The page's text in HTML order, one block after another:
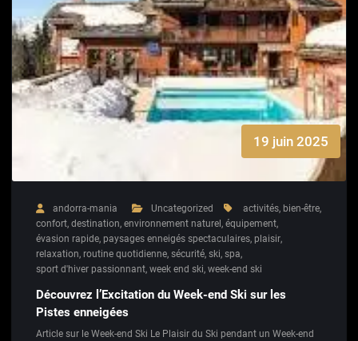
19 juin 2025
andorra-mania Uncategorized activités, bien-être,
confort, destination, environnement naturel , équipement,
évasion rapide, paysages enneigés spectaculaires, plaisir,
relaxation, routine quotidienne, sécurité, ski, spa,
sport d'hiver passionnant, week end ski, week-end ski
Découvrez l’Excitation du Week-end Ski sur les
Pistes enneigées
Article sur le Week-end Ski Le Plaisir du Ski pendant un Week-end